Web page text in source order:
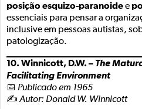
posição esquizo-paranoidee
essenciais para pensar a
inclusive em pessoas autistas,
patologização.
10. Winnicott, D.W. – The
Facilitating Environment
📅 Publicado em 1965
✍️ Autor: Donald W. Winnicott